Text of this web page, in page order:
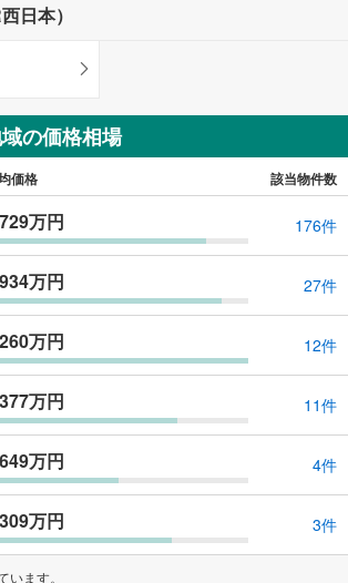
日本）
の価格相場
価格 該当物件数
万円 176件
万円 27件
万円 12件
万円 11件
万円 4件
万円 3件
ます。